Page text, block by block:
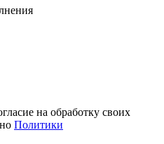
на обработку своих
Политики